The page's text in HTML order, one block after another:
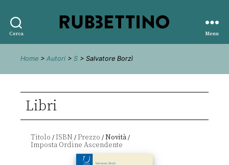
Cerca
editore
Menu
Home > Autori > S > Salvatore Borzì
Libri
Titolo /ISBN /Prezzo /Novità/